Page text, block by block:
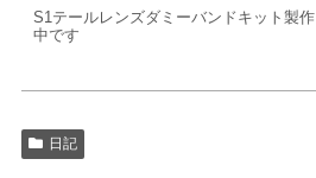
S1テールレンズダミーバンドキット製作
中です
日記